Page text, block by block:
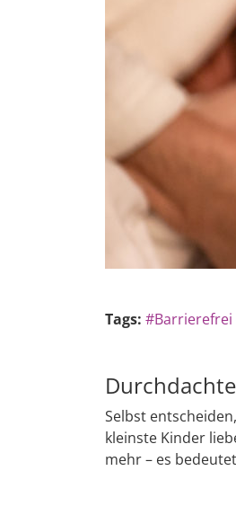
Tags: #Barrierefrei
Selbst
kleinste Kinder
mehr – es